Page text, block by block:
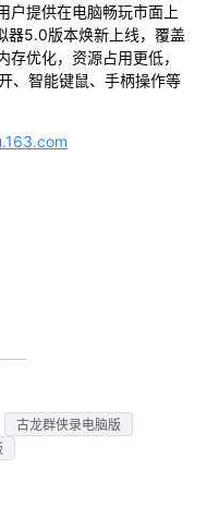
户提供在电脑畅玩市面上
器5.0版本焕新上线，覆盖
优化，资源占用更低，
、智能键鼠、手柄操作等
古龙群侠录电脑版